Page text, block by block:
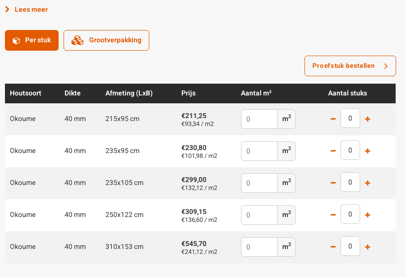
Lees meer
Per stuk Grootverpakking
Proefstuk bestellen
Houtsoort Dikte Afmeting (LxB) Prijs Aantal m² Aantal stuks
Okoume 40 mm 215x95 cm €211,25
€93,34 / m2 m2
Okoume 40 mm 235x95 cm €230,80
€101,98 / m2 m2
Okoume 40 mm 235x105 cm €299,00
€132,12 / m2 m2
Okoume 40 mm 250x122 cm €309,15
€136,60 / m2 m2
Okoume 40 mm 310x153 cm €545,70
€241,12 / m2 m2